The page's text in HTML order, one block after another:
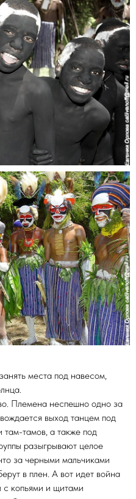
места под навесом,
Племена неспешно одно за
выход танцем под
тамов, а также под
разыгрывают целое
за черными мальчиками
в плен. А вот идет война
копьями и щитами